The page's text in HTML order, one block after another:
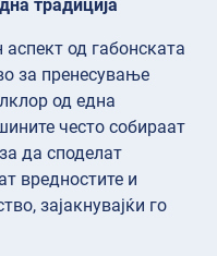
традиција
од габонската
за пренесување
од една
често собираат
да споделат
вредностите и
зајакнувајќи го